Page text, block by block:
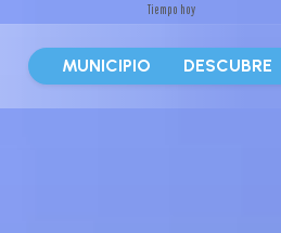
Tiempo hoy
MUNICIPIO DESCUBRE